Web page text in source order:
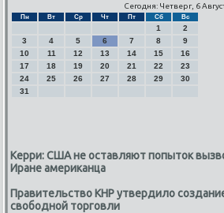
Сегодня: Четверг, 6
Пн Вт Ср Чт Пт Сб Вс
1
2
3
4 5 6 7 8
9
10
11 12 13 14 15
16
17
18 19 20 21 22
23
24
25 26 27 28 29
30
31
Керри: США не оставляют попыток
Иране американца
Правительство КНР утвердило
свободной торговли